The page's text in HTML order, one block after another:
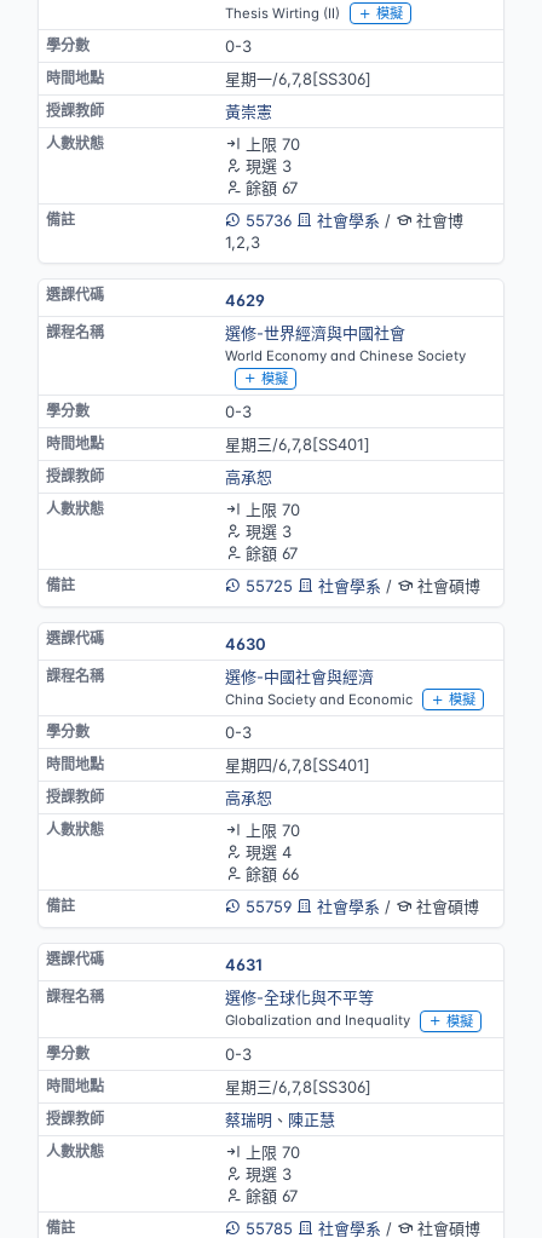
Thesis Wirting (II) 模擬
0-3
星期一/6,7,8[SS306]
黃崇憲
上限 70
現選 3
餘額 67
55736
社會學系 /
社會博
1,2,3
4629
選修-世界經濟與中國社會
World Economy and Chinese Society
模擬
0-3
星期三/6,7,8[SS401]
高承恕
上限 70
現選 3
餘額 67
55725
社會學系 / 社會碩博
4630
選修-中國社會與經濟
China Society and Economic 模擬
0-3
星期四/6,7,8[SS401]
高承恕
上限 70
現選 4
餘額 66
55759
社會學系 / 社會碩博
4631
選修-全球化與不平等
Globalization and Inequality 模擬
0-3
星期三/6,7,8[SS306]
蔡瑞明 、 陳正慧
上限 70
現選 3
餘額 67
55785
社會學系 / 社會碩博